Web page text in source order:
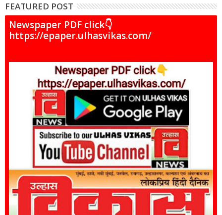
FEATURED POST
Newspaper PDF click👇
https://epaper.ulhasvikas.com/